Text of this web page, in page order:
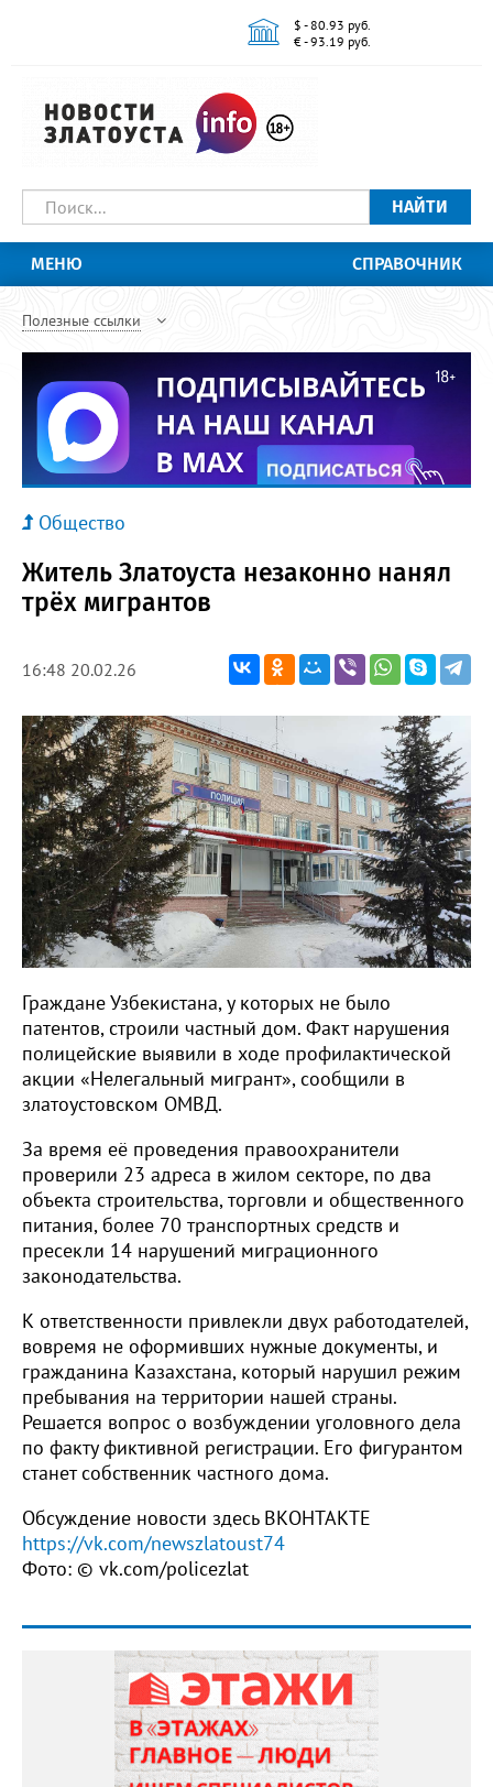
$ - 80.93 руб.
€ - 93.19 руб.
НАЙТИ
МЕНЮ СПРАВОЧНИК
Полезные ссылки
Общество
Житель Златоуста незаконно нанял
трёх мигрантов
16:48 20.02.26
Граждане Узбекистана, у которых не было
патентов, строили частный дом. Факт нарушения
полицейские выявили в ходе профилактической
акции «Нелегальный мигрант», сообщили в
златоустовском ОМВД.
За время её проведения правоохранители
проверили 23 адреса в жилом секторе, по два
объекта строительства, торговли и общественного
питания, более 70 транспортных средств и
пресекли 14 нарушений миграционного
законодательства.
К ответственности привлекли двух работодателей,
вовремя не оформивших нужные документы, и
гражданина Казахстана, который нарушил режим
пребывания на территории нашей страны.
Решается вопрос о возбуждении уголовного дела
по факту фиктивной регистрации. Его фигурантом
станет собственник частного дома.
Обсуждение новости здесь ВКОНТАКТЕ
https://vk.com/newszlatoust74
Фото: © vk.com/policezlat